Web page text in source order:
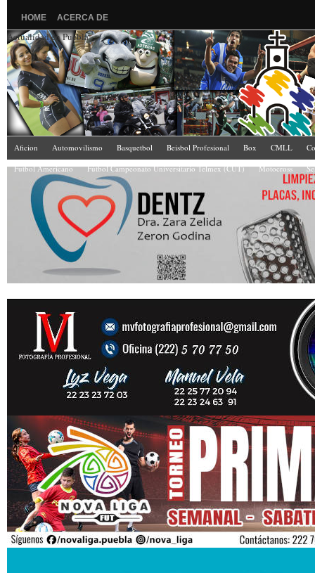
HOME ACERCA DE
Actualidad en Puebla
Aficion Automovilismo Basquetbol Beisbol Profesional Box CMLL
Futbol Americano
Fútbol Campeonato Universitario Telmex (CUT) Motocross